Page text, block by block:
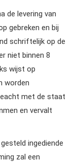
de levering van
gebreken en bij
schriftelijk op de
niet binnen 8
wijst op
worden
met de staat
en vervalt
ingediende
zal een